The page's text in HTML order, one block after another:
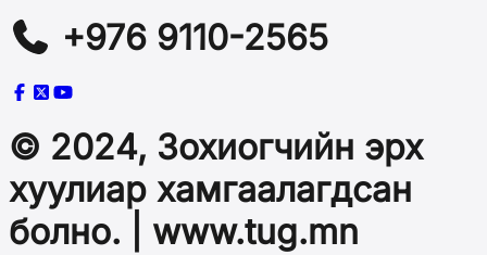
+976 9110-2565
© 2024, Зохиогчийн эрх
хуулиар хамгаалагдсан
болно. | www.tug.mn